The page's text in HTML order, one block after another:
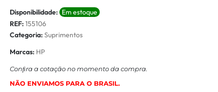
Disponibilidade: Em estoque
REF: 155106
Categoria: Suprimentos
Marcas: HP
Conﬁra a cotação no momento da compra.
NÃO ENVIAMOS PARA O BRASIL.